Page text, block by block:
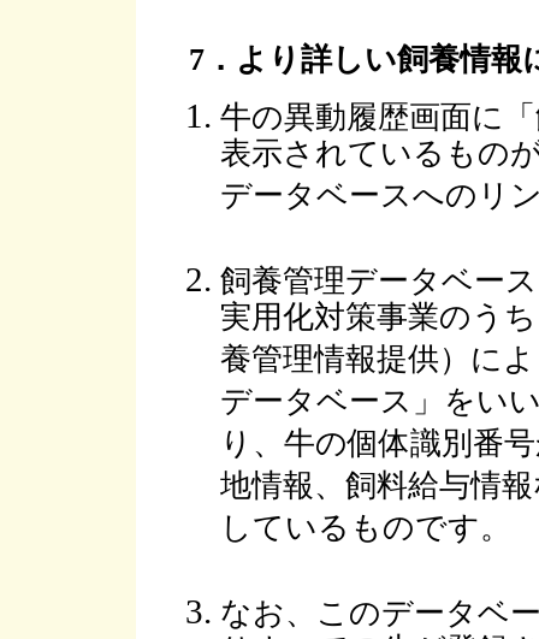
7．より詳しい飼養情報
牛の異動履歴画面に
表示されているもの
データベースへのリ
飼養管理データベー
実用化対策事業のう
養管理情報提供）に
データベース」をい
り、牛の個体識別番
地情報、飼料給与情
しているものです。
なお、このデータベ